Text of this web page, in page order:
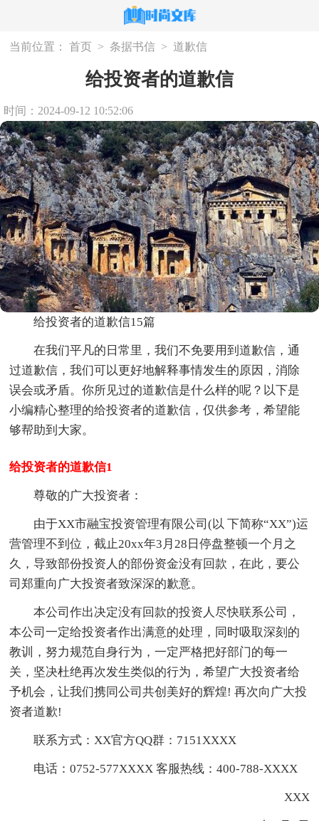
当前位置： 首页 > 条据书信 > 道歉信
给投资者的道歉信
时间：2024-09-12 10:52:06
给投资者的道歉信15篇
在我们平凡的日常里，我们不免要用到道歉信，通
过道歉信，我们可以更好地解释事情发生的原因，消除
误会或矛盾。你所见过的道歉信是什么样的呢？以下是
小编精心整理的给投资者的道歉信，仅供参考，希望能
够帮助到大家。
给投资者的道歉信1
尊敬的广大投资者：
由于XX市融宝投资管理有限公司(以 下简称“XX”)运
营管理不到位，截止20xx年3月28日停盘整顿一个月之
久，导致部份投资人的部份资金没有回款，在此，要公
司郑重向广大投资者致深深的歉意。
本公司作出决定没有回款的投资人尽快联系公司，
本公司一定给投资者作出满意的处理，同时吸取深刻的
教训，努力规范自身行为，一定严格把好部门的每一
关，坚决杜绝再次发生类似的行为，希望广大投资者给
予机会，让我们携同公司共创美好的辉煌! 再次向广大投
资者道歉!
联系方式：XX官方QQ群：7151XXXX
电话：0752-577XXXX 客服热线：400-788-XXXX
XXX